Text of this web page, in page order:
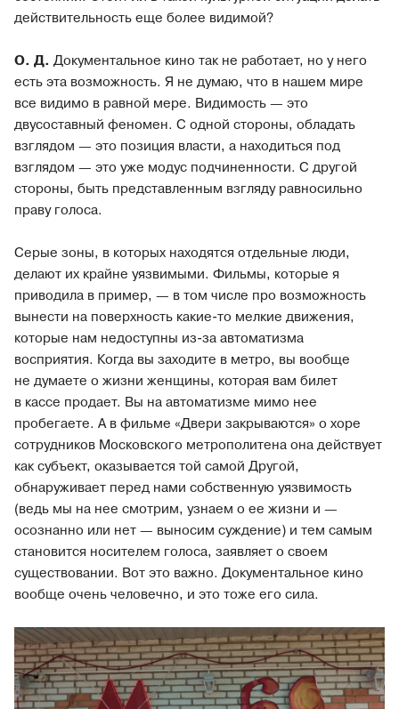
действительность еще более видимой?
О. Д. Документальное кино так не работает, но у него
есть эта возможность. Я не думаю, что в нашем мире
все видимо в равной мере. Видимость — это
двусоставный феномен. С одной стороны, обладать
взглядом — это позиция власти, а находиться под
взглядом — это уже модус подчиненности. С другой
стороны, быть представленным взгляду равносильно
праву голоса.
Серые зоны, в которых находятся отдельные люди,
делают их крайне уязвимыми. Фильмы, которые я
приводила в пример, — в том числе про возможность
вынести на поверхность какие-то мелкие движения,
которые нам недоступны из-за автоматизма
восприятия. Когда вы заходите в метро, вы вообще
не думаете о жизни женщины, которая вам билет
в кассе продает. Вы на автоматизме мимо нее
пробегаете. А в фильме «Двери закрываются» о хоре
сотрудников Московского метрополитена она действует
как субъект, оказывается той самой Другой,
обнаруживает перед нами собственную уязвимость
(ведь мы на нее смотрим, узнаем о ее жизни и —
осознанно или нет — выносим суждение) и тем самым
становится носителем голоса, заявляет о своем
существовании. Вот это важно. Документальное кино
вообще очень человечно, и это тоже его сила.